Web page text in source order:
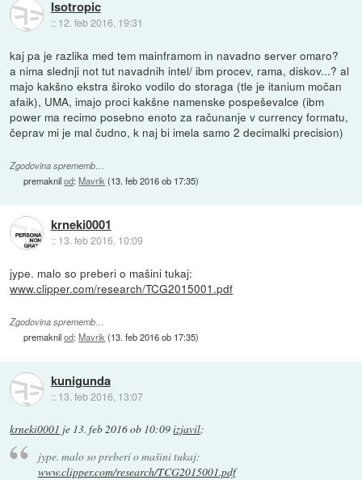
Isotropic
:: 12. feb 2016, 19:31
kaj pa je razlika med tem mainframom in navadno server omaro?
a nima slednji not tut navadnih intel/ ibm procev, rama, diskov...? al
majo kakšno ekstra široko vodilo do storaga (tle je itanium močan
afaik), UMA, imajo proci kakšne namenske pospeševalce (ibm
power ma recimo posebno enoto za računanje v currency formatu,
čeprav mi je mal čudno, k naj bi imela samo 2 decimalki precision)
Zgodovina sprememb…
premaknilod:Mavrik (13. feb 2016 ob 17:35)
krneki0001
:: 13. feb 2016, 10:09
jype. malo so preberi o mašini tukaj:
www.clipper.com/research/TCG2015001.pdf
Zgodovina sprememb…
premaknilod:Mavrik (13. feb 2016 ob 17:35)
kunigunda
:: 13. feb 2016, 13:07
krneki0001 je 13. feb 2016 ob 10:09izjavil:
jype. malo so preberi o mašini tukaj:
www.clipper.com/research/TCG2015001.pdf